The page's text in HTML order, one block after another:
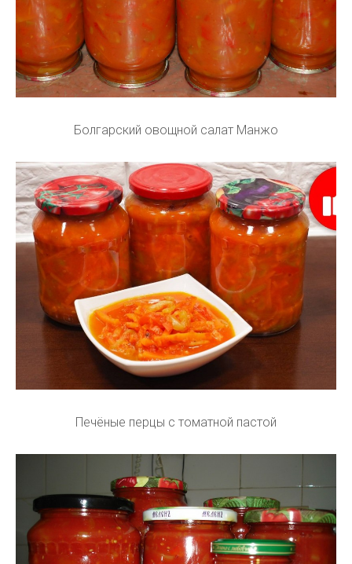
Болгарский овощной салат Манжо
Печёные перцы с томатной пастой